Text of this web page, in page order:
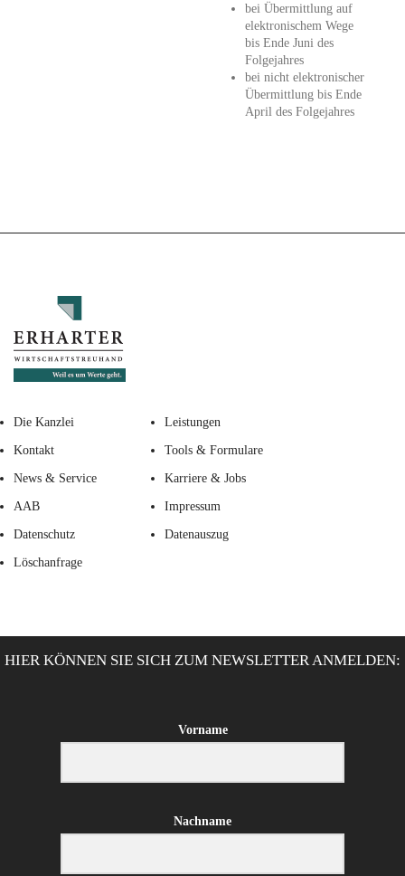
bei Übermittlung auf
elektronischem Wege
bis Ende Juni des
Folgejahres
bei nicht elektronischer
Übermittlung bis Ende
April des Folgejahres
Die Kanzlei Leistungen
Kontakt Tools & Formulare
News & Service Karriere & Jobs
AAB Impressum
Datenschutz Datenauszug
Löschanfrage
HIER KÖNNEN SIE SICH ZUM NEWSLETTER ANMELDEN:
Vorname
Nachname